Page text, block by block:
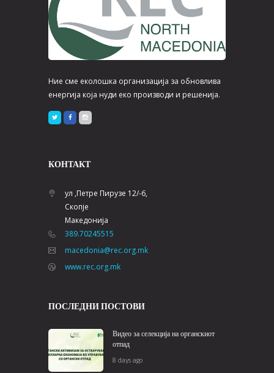
Ние сме еколошка организација за обновлива
енергија која нуди еко производи и решенија.
КОНТАКТ
ул ,Петре Пирузе 12/-6,
Скопје
Македонија
389.70245515
macedonia@rec.org.mk
www.rec.org.mk
ПОСЛЕДНИ ПОСТОВИ
Видео за селекција на органскиот
отпад
8 days ago